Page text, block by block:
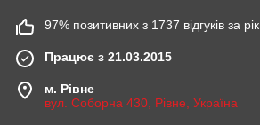
97% позитивних з 1737 відгуків за рік
Працює з 21.03.2015
м. Рівне
вул. Соборна 430, Рівне, Україна